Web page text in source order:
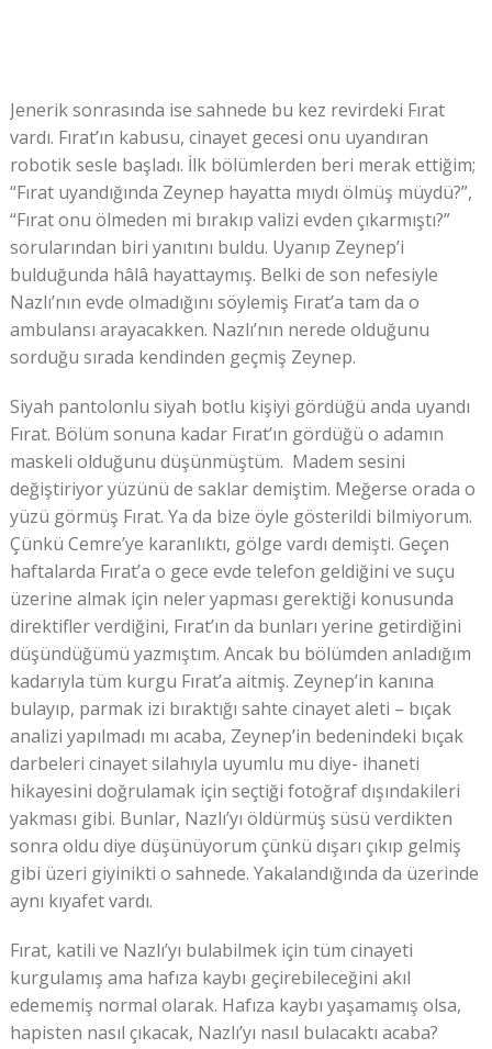
Jenerik sonrasında ise sahnede bu kez revirdeki Fırat
vardı. Fırat’ın kabusu, cinayet gecesi onu uyandıran
robotik sesle başladı. İlk bölümlerden beri merak ettiğim;
“Fırat uyandığında Zeynep hayatta mıydı ölmüş müydü?”,
“Fırat onu ölmeden mi bırakıp valizi evden çıkarmıştı?”
sorularından biri yanıtını buldu. Uyanıp Zeynep’i
bulduğunda hâlâ hayattaymış. Belki de son nefesiyle
Nazlı’nın evde olmadığını söylemiş Fırat’a tam da o
ambulansı arayacakken. Nazlı’nın nerede olduğunu
sorduğu sırada kendinden geçmiş Zeynep.
Siyah pantolonlu siyah botlu kişiyi gördüğü anda uyandı
Fırat. Bölüm sonuna kadar Fırat’ın gördüğü o adamın
maskeli olduğunu düşünmüştüm. Madem sesini
değiştiriyor yüzünü de saklar demiştim. Meğerse orada o
yüzü görmüş Fırat. Ya da bize öyle gösterildi bilmiyorum.
Çünkü Cemre’ye karanlıktı, gölge vardı demişti. Geçen
haftalarda Fırat’a o gece evde telefon geldiğini ve suçu
üzerine almak için neler yapması gerektiği konusunda
direktifler verdiğini, Fırat’ın da bunları yerine getirdiğini
düşündüğümü yazmıştım. Ancak bu bölümden anladığım
kadarıyla tüm kurgu Fırat’a aitmiş. Zeynep’in kanına
bulayıp, parmak izi bıraktığı sahte cinayet aleti – bıçak
analizi yapılmadı mı acaba, Zeynep’in bedenindeki bıçak
darbeleri cinayet silahıyla uyumlu mu diye- ihaneti
hikayesini doğrulamak için seçtiği fotoğraf dışındakileri
yakması gibi. Bunlar, Nazlı’yı öldürmüş süsü verdikten
sonra oldu diye düşünüyorum çünkü dışarı çıkıp gelmiş
gibi üzeri giyinikti o sahnede. Yakalandığında da üzerinde
aynı kıyafet vardı.
Fırat, katili ve Nazlı’yı bulabilmek için tüm cinayeti
kurgulamış ama hafıza kaybı geçirebileceğini akıl
edememiş normal olarak. Hafıza kaybı yaşamamış olsa,
hapisten nasıl çıkacak, Nazlı’yı nasıl bulacaktı acaba?